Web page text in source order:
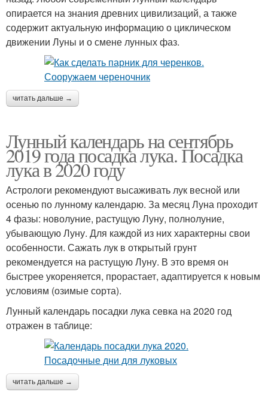
опирается на знания древних цивилизаций, а также
содержит актуальную информацию о циклическом
движении Луны и о смене лунных фаз.
читать дальше →
Лунный календарь на сентябрь
2019 года посадка лука. Посадка
лука в 2020 году
Астрологи рекомендуют высаживать лук весной или
осенью по лунному календарю. За месяц Луна проходит
4 фазы: новолуние, растущую Луну, полнолуние,
убывающую Луну. Для каждой из них характерны свои
особенности. Сажать лук в открытый грунт
рекомендуется на растущую Луну. В это время он
быстрее укореняется, прорастает, адаптируется к новым
условиям (озимые сорта).
Лунный календарь посадки лука севка на 2020 год
отражен в таблице:
читать дальше →